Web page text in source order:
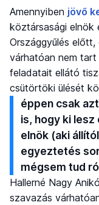
Amennyiben jövő
köztársasági elnök
Országgyűlés
várhatóan nem
feladatait ellátó
csütörtöki ülését
éppen csak
is, hogy ki
elnök (aki
egyeztetés
mégsem tud
Hallerné Nagy
szavazás